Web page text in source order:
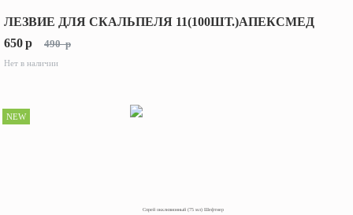
ЛЕЗВИЕ ДЛЯ СКАЛЬПЕЛЯ 11(100ШТ.)АПЕКСМЕД
650p 490 p
Нет в наличии
NEW